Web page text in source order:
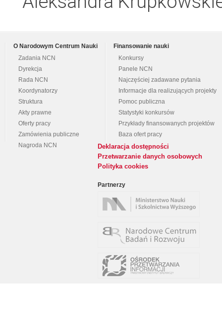
O Narodowym Centrum Nauki
Zadania NCN
Dyrekcja
Rada NCN
Koordynatorzy
Struktura
Akty prawne
Oferty pracy
Zamówienia publiczne
Nagroda NCN
Finansowanie nauki
Konkursy
Panele NCN
Najczęściej zadawane pytania
Informacje dla realizujących projekty
Pomoc publiczna
Statystyki konkursów
Przykłady finansowanych projektów
Baza ofert pracy
Deklaracja dostępności
Przetwarzanie danych osobowych
Polityka cookies
Partnerzy